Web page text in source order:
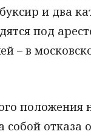
и два
под
– в
положения
собой отказа